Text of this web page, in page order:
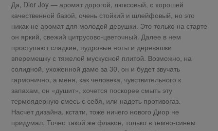
Да, Dior Joy — аромат дорогой, люксовый, с хорошей
качественной базой, очень стойкий и шлейфовый, но это
никак не аромат для молодой девушки. Это только на старте
он яркий, свежий цитрусово-цветочный. Далее в нем
проступают сладкие, пудровые ноты и деревяшки
вперемешку с тяжелой мускусной плитой. Возможно, на
солидной, ухоженной даме за 30, он и будет звучать
гармонично, а меня, как человека, чувствительного к
запахам, он «душит», хочется поскорее смыть эту
термоядерную смесь с себя, или надеть противогаз.
Насчет дизайна, кстати, тоже ничего нового Диор не
придумал. Точно такой же флакон, только в темно-синем